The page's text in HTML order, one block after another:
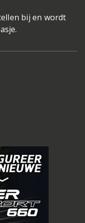
bij en wordt